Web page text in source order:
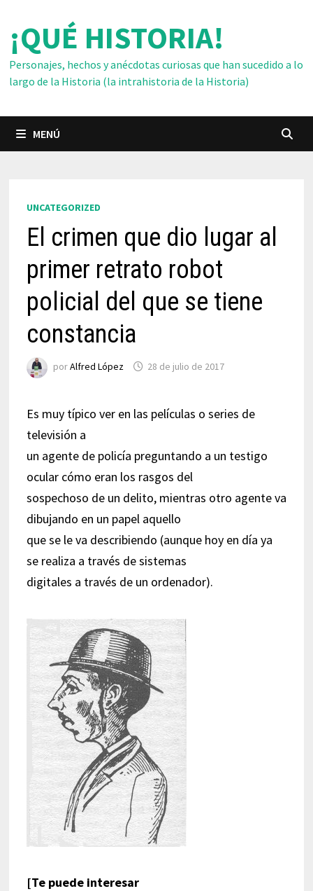
contenido
¡QUÉ HISTORIA!
Personajes, hechos y anécdotas curiosas que han sucedido a lo
largo de la Historia (la intrahistoria de la Historia)
MENÚ
UNCATEGORIZED
El crimen que dio lugar al
primer retrato robot
policial del que se tiene
constancia
porAlfred López 28 de julio de 2017
Es muy típico ver en las películas o series de
televisión a
un agente de policía preguntando a un testigo
ocular cómo eran los rasgos del
sospechoso de un delito, mientras otro agente va
dibujando en un papel aquello
que se le va describiendo (aunque hoy en día ya
se realiza a través de sistemas
digitales a través de un ordenador).
[Te puede interesar